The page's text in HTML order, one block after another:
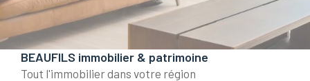
BEAUFILS immobilier & patrimoine
Tout l'immobilier dans votre région